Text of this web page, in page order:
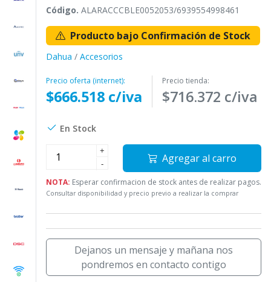
Código. ALARACCCBLE0052053/6939554998461
Producto bajo Confirmación de Stock
Dahua / Accesorios
Precio oferta (internet):
$666.518 c/iva
Precio tienda:
$716.372 c/iva
En Stock
+
-
Agregar al carro
NOTA: Esperar confirmacion de stock antes de realizar pagos.
Consultar disponibilidad y precio previo a realizar la comprar
Dejanos un mensaje y mañana nos
pondremos en contacto contigo